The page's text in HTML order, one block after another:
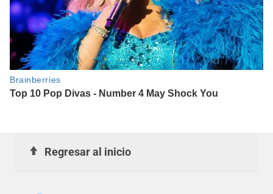
Regresar al inicio